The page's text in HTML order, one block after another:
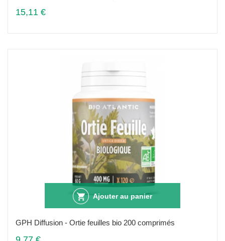
15,11 €
Ajouter au panier
GPH Diffusion - Ortie feuilles bio 200 comprimés